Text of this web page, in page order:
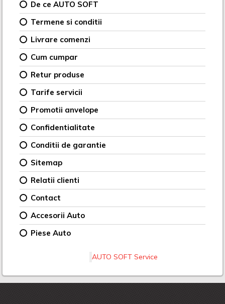
De ce AUTO SOFT
Termene si conditii
Livrare comenzi
Cum cumpar
Retur produse
Tarife servicii
Promotii anvelope
Confidentialitate
Conditii de garantie
Sitemap
Relatii clienti
Contact
Accesorii Auto
Piese Auto
AUTO SOFT Service